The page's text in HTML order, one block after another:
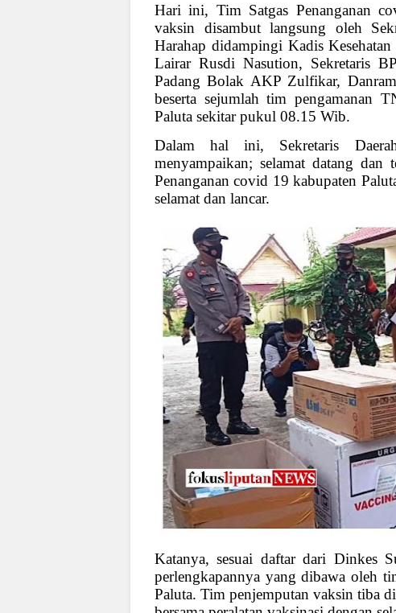
Hari ini, Tim Satgas Penanganan
vaksin disambut langsung oleh
Harahap didampingi Kadis
Lairar Rusdi Nasution, Sekretaris
Padang Bolak AKP Zulfikar,
beserta sejumlah tim pengamanan
Paluta sekitar pukul 08.15 Wib.
Dalam hal ini, Sekretaris
menyampaikan; selamat datang dan
Penanganan covid 19 kabupaten
selamat dan lancar.
Katanya, sesuai daftar dari Dinkes
perlengkapannya yang dibawa oleh
Paluta. Tim penjemputan vaksin tiba